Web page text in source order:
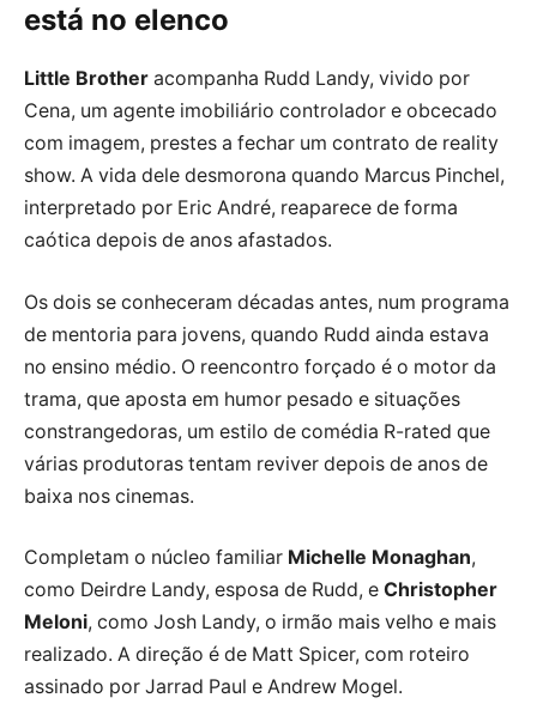
está no elenco
Little Brother acompanha Rudd Landy, vivido por
Cena, um agente imobiliário controlador e obcecado
com imagem, prestes a fechar um contrato de reality
show. A vida dele desmorona quando Marcus Pinchel,
interpretado por Eric André, reaparece de forma
caótica depois de anos afastados.
Os dois se conheceram décadas antes, num programa
de mentoria para jovens, quando Rudd ainda estava
no ensino médio. O reencontro forçado é o motor da
trama, que aposta em humor pesado e situações
constrangedoras, um estilo de comédia R-rated que
várias produtoras tentam reviver depois de anos de
baixa nos cinemas.
Completam o núcleo familiar Michelle Monaghan,
como Deirdre Landy, esposa de Rudd, e Christopher
Meloni, como Josh Landy, o irmão mais velho e mais
realizado. A direção é de Matt Spicer, com roteiro
assinado por Jarrad Paul e Andrew Mogel.